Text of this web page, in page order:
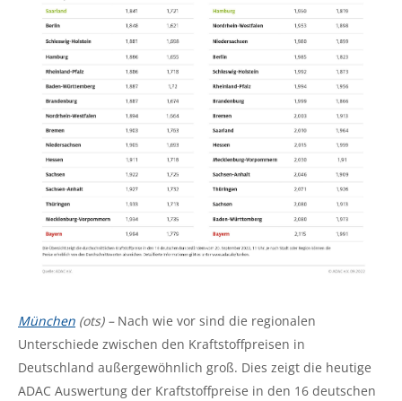
München (ots) – Nach wie vor sind die regionalen
Unterschiede zwischen den Kraftstoffpreisen in
Deutschland außergewöhnlich groß. Dies zeigt die heutige
ADAC Auswertung der Kraftstoffpreise in den 16 deutschen